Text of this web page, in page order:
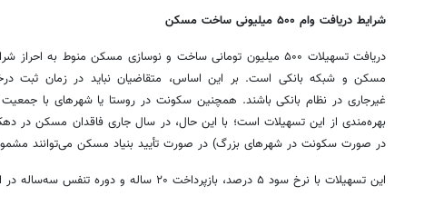
شرایط دریافت وام ۵۰۰ میلیونی ساخت مسکن
دریافت تسهیلات ۵۰۰ میلیون تومانی ساخت و نوسازی مسکن منوط به
مسکن و شبکه بانکی است. بر این اساس، متقاضیان نباید در زمان ثبت
بهره‌مندی از این تسهیلات است؛ با این حال، در سال جاری فاقدان مسکن در
در صورت سکونت در شهرهای بزرگ) در صورت تأیید بنیاد مسکن می‌توانند
این تسهیلات با نرخ سود ۵ درصد، بازپرداخت ۲۰ ساله و دوره تنفس سه‌ساله در اختیار متقاضیان قرار می‌گیرد.